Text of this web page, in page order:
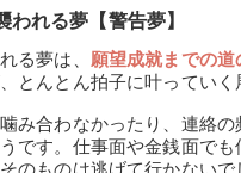
れる夢【警告夢】
る夢は、 願望成就までの
とんとん拍子に叶っていく
み合わなかったり、連絡
です。仕事面や金銭面で
のものは逃げて行かないで